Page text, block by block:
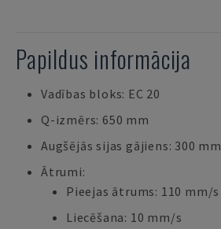
Papildus informācija
Vadības bloks: EC 20
Q-izmērs: 650 mm
Augšējās sijas gājiens: 300 mm
Ātrumi:
Pieejas ātrums: 110 mm/s
Liecēšana: 10 mm/s